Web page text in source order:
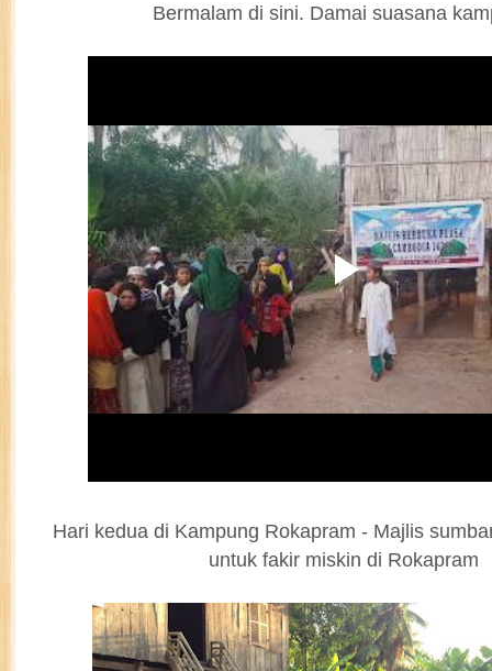
Bermalam di sini. Damai suasana
Hari kedua di Kampung Rokapram - Majlis
untuk fakir miskin di Rokapram